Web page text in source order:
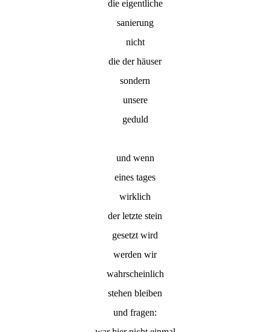
die eigentliche
sanierung
nicht
die der häuser
sondern
unsere
geduld
und wenn
eines tages
wirklich
der letzte stein
gesetzt wird
werden wir
wahrscheinlich
stehen bleiben
und fragen: